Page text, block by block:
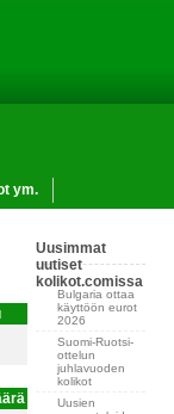
ym.
Uusimmat
uutiset
kolikot.comissa
Bulgaria ottaa
käyttöön eurot
2026
Suomi-Ruotsi-
ottelun
juhlavuoden
kolikot
Uusien